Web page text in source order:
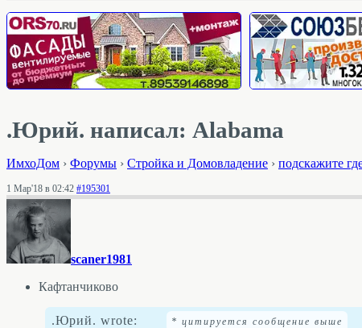
.Юрий. написал: Alabama
ИмхоДом › Форумы › Стройка и Домовладение › подскажите
1 Мар'18 в 02:42 #195301
scaner1981
Кафтанчиково
.Юрий. wrote: